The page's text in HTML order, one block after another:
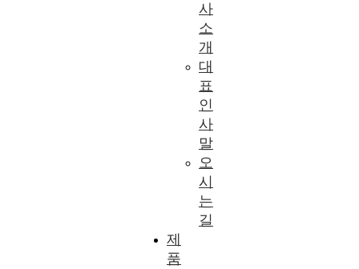
사
소
개
대
표
인
사
말
오
시
는
길
제
품